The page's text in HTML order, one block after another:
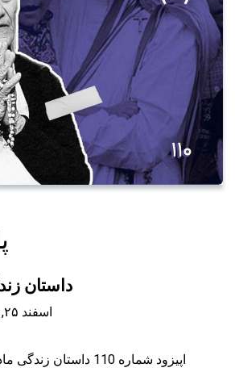
داستان
۱۴۰۳ اسفند ۲۵, شنبه
اپیزود شماره 110 داستان زندگی مادر ترزا قسمت پایانی